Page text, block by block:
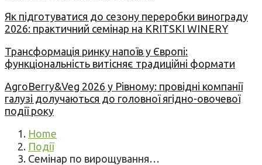
Як підготуватися до сезону переробки винограду
2026: практичний семінар на KRITSKI WINERY
Трансформація ринку напоїв у Європі:
функціональність витісняє традиційні формати
AgroBerry&Veg 2026 у Рівному: провідні компанії
галузі долучаються до головної ягідно-овочевої
події року
Home
Події
Семінар по вирощування…